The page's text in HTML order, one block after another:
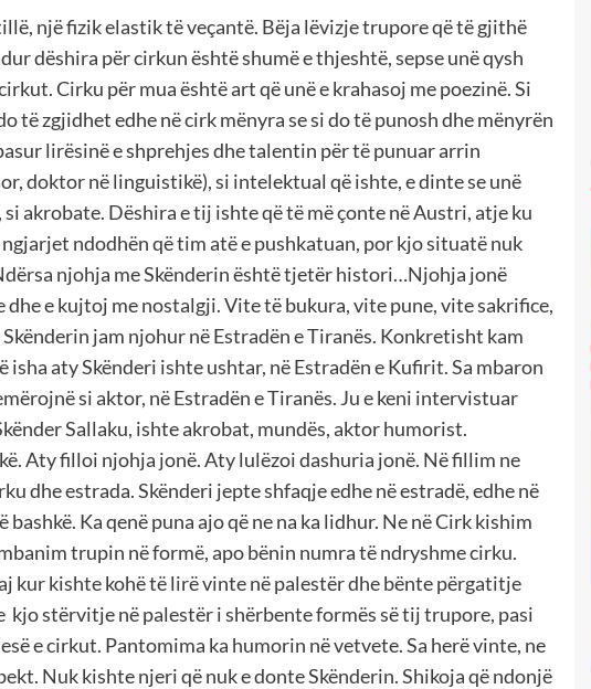
një fizik elastik të veçantë. Bëja lëvizje trupore që të gjithë
dëshira për cirkun është shumë e thjeshtë, sepse unë qysh
Cirku për mua është art që unë e krahasoj me poezinë. Si
të zgjidhet edhe në cirk mënyra se si do të punosh dhe mënyrën
lirësinë e shprehjes dhe talentin për të punuar arrin
doktor në linguistikë), si intelektual që ishte, e dinte se unë
akrobate. Dëshira e tij ishte që të më çonte në Austri, atje ku
ndodhën që tim atë e pushkatuan, por kjo situatë nuk
njohja me Skënderin është tjetër histori…Njohja jonë
dhe e kujtoj me nostalgji. Vite të bukura, vite pune, vite sakrifice,
jam njohur në Estradën e Tiranës. Konkretisht kam
isha aty Skënderi ishte ushtar, në Estradën e Kufirit. Sa mbaron
si aktor, në Estradën e Tiranës. Ju e keni intervistuar
Sallaku, ishte akrobat, mundës, aktor humorist.
Aty filloi njohja jonë. Aty lulëzoi dashuria jonë. Në fillim ne
dhe estrada. Skënderi jepte shfaqje edhe në estradë, edhe në
Ka qenë puna ajo që ne na ka lidhur. Ne në Cirk kishim
trupin në formë, apo bënin numra të ndryshme cirku.
kur kishte kohë të lirë vinte në palestër dhe bënte përgatitje
kjo stërvitje në palestër i shërbente formës së tij trupore, pasi
e cirkut. Pantomima ka humorin në vetvete. Sa herë vinte, ne
Nuk kishte njeri që nuk e donte Skënderin. Shikoja që ndonjë